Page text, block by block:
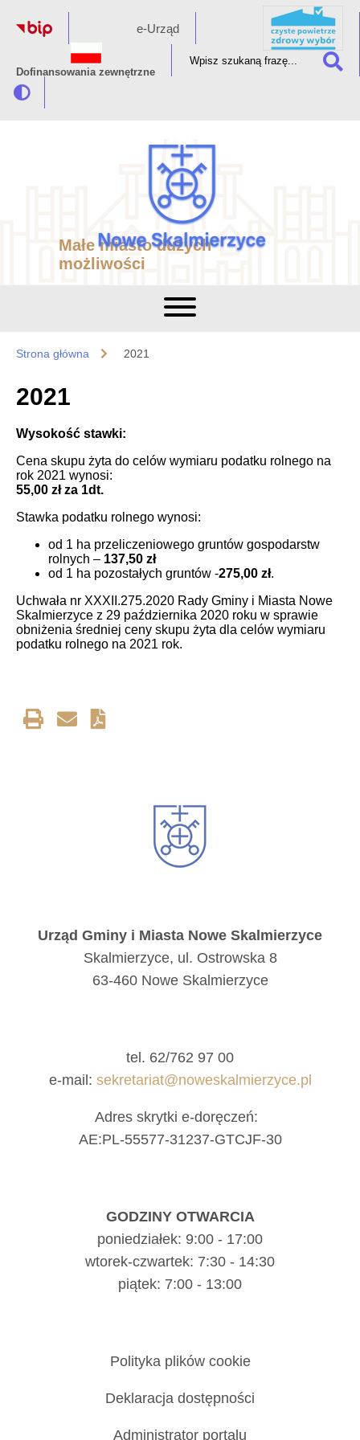
e-Urząd
Dofinansowania zewnętrzne
Małe miasto dużych
możliwości
Strona główna 2021
2021
Wysokość stawki:
Cena skupu żyta do celów wymiaru podatku rolnego na
rok 2021 wynosi:
55,00 zł za 1dt.
Stawka podatku rolnego wynosi:
od 1 ha przeliczeniowego gruntów gospodarstw
rolnych – 137,50 zł
od 1 ha pozostałych gruntów -275,00 zł.
Uchwała nr XXXII.275.2020 Rady Gminy i Miasta Nowe
Skalmierzyce z 29 października 2020 roku w sprawie
obniżenia średniej ceny skupu żyta dla celów wymiaru
podatku rolnego na 2021 rok.
Urząd Gminy i Miasta Nowe Skalmierzyce
Skalmierzyce, ul. Ostrowska 8
63-460 Nowe Skalmierzyce
tel. 62/762 97 00
e-mail: sekretariat@noweskalmierzyce.pl
Adres skrytki e-doręczeń:
AE:PL-55577-31237-GTCJF-30
GODZINY OTWARCIA
poniedziałek: 9:00 - 17:00
wtorek-czwartek: 7:30 - 14:30
piątek: 7:00 - 13:00
Polityka plików cookie
Deklaracja dostępności
Administrator portalu